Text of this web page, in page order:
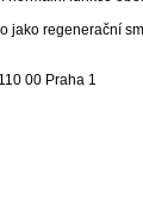
jako regenerační
00 Praha 1